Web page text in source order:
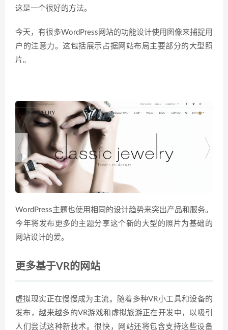
这是一个很好的方法。
今天，有很多WordPress网站的功能设计使用图像来捕捉用
户的注意力。这包括展示占据网站布局主要部分的大型照
片。
WordPress主题也使用相同的设计趋势来突出产品和服务。
今年将发布更多的主题分享这个新的大型的照片为基础的
网站设计的爱。
更多基于VR的网站
虚拟现实正在慢慢成为主流。随着多种VR小工具和设备的
发布，越来越多的VR游戏和虚拟旅游正在开发中，以吸引
人们尝试这种新技术。很快，网站还将包含支持这些设备